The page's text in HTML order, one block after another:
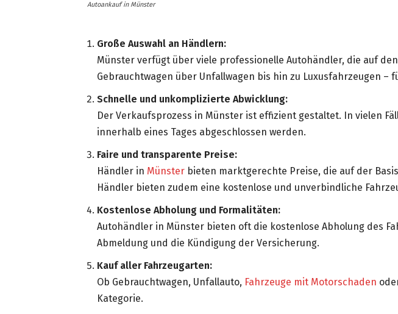
Autoankauf in Münster
Große Auswahl an Händlern:
Münster verfügt über viele professionelle Autohändler, die auf
Gebrauchtwagen über Unfallwagen bis hin zu Luxusfahrzeugen –
Schnelle und unkomplizierte Abwicklung:
Der Verkaufsprozess in Münster ist effizient gestaltet. In vielen
innerhalb eines Tages abgeschlossen werden.
Faire und transparente Preise:
Händler in Münster bieten marktgerechte Preise, die auf der
Händler bieten zudem eine kostenlose und unverbindliche
Kostenlose Abholung und Formalitäten:
Autohändler in Münster bieten oft die kostenlose Abholung des
Abmeldung und die Kündigung der Versicherung.
Kauf aller Fahrzeugarten:
Ob Gebrauchtwagen, Unfallauto, Fahrzeuge mit Motorschaden
Kategorie.